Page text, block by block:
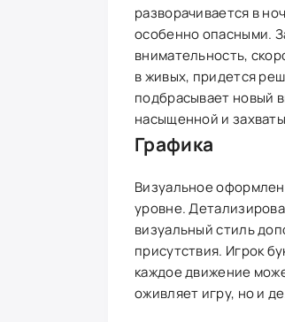
разворачивается в
особенно опасными.
внимательность,
в живых, придется
подбрасывает новый
насыщенной и
Графика
Визуальное
уровне.
визуальный стиль
присутствия. Игрок
каждое движение
оживляет игру, но и